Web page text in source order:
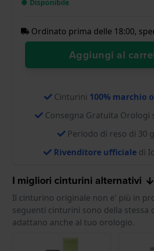
● Disponibile
Ordinato prima delle 18:00,
Aggiungi al
Cinturini 100% marchio
Consegna Gratuita Orologi
Periodo di reso di 30
Rivenditore ufficialedi
I migliori cinturini alternativi
Il cinturino originale non e' più in
seguenti cinturini sono della stessa
adattano anche al tuo orologio.